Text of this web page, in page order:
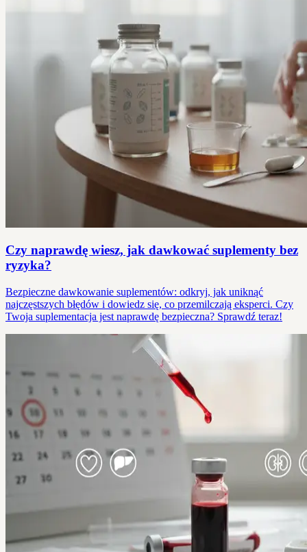
Czy naprawdę wiesz, jak dawkować suplementy bez
ryzyka?
Bezpieczne dawkowanie suplementów: odkryj, jak uniknąć
najczęstszych błędów i dowiedz się, co przemilczają eksperci. Czy
Twoja suplementacja jest naprawdę bezpieczna? Sprawdź teraz!